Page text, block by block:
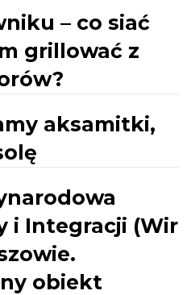
– co siać
grillować z
aksamitki,
i Integracji (Wir
obiekt